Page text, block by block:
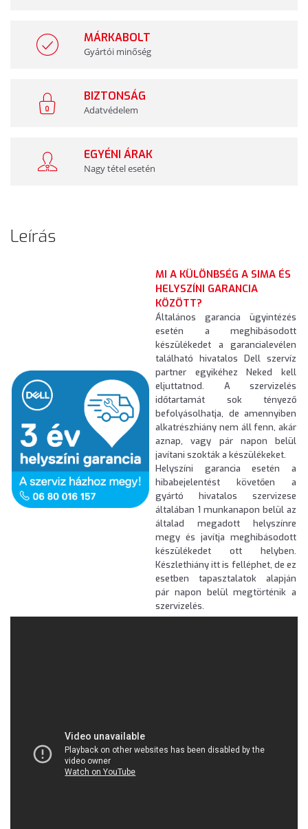
MÁRKABOLT
Gyártói minőség
BIZTONSÁG
Adatvédelem
EGYÉNI ÁRAK
Nagy tétel esetén
Leírás
MI A KÜLÖNBSÉG A SIMA ÉS
HELYSZÍNI GARANCIA
KÖZÖTT?
Általános garancia ügyintézés
esetén a meghibásodott
készülékedet a garancialevélen
található hivatalos Dell szervíz
partner egyikéhez Neked kell
eljuttatnod. A szervizelés
időtartamát sok tényező
befolyásolhatja, de amennyiben
alkatrészhiány nem áll fenn, akár
aznap, vagy pár napon belül
javítani szokták a készülékeket.
Helyszíni garancia esetén a
hibabejelentést követően a
gyártó hivatalos szervizese
általában 1 munkanapon belül az
általad megadott helyszínre
megy és javítja meghibásodott
készülékedet ott helyben.
Készlethiány itt is felléphet, de ez
esetben tapasztalatok alapján
pár napon belül megtörténik a
szervizelés.